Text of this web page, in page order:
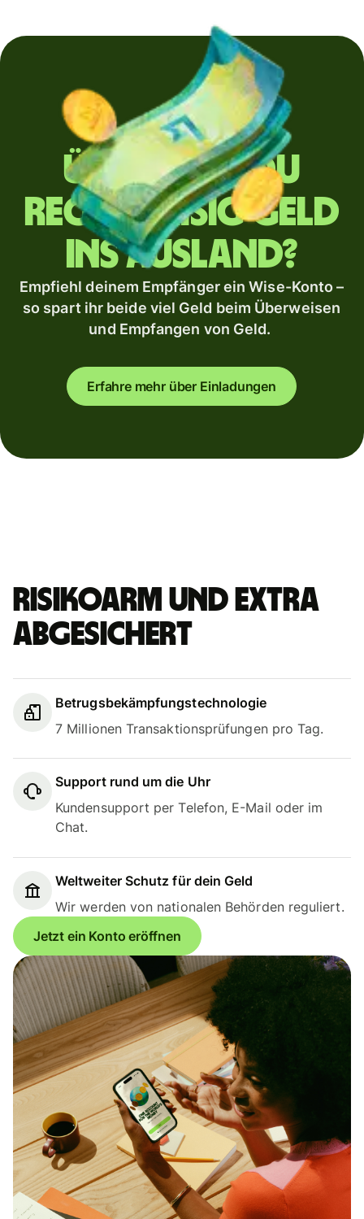
Überweist du
regelmäßig Geld
ins Ausland?
Empfiehl deinem Empfänger ein Wise-Konto –
so spart ihr beide viel Geld beim Überweisen
und Empfangen von Geld.
Erfahre mehr über Einladungen
Risikoarm und extra
abgesichert
Betrugsbekämpfungstechnologie
7 Millionen Transaktionsprüfungen pro Tag.
Support rund um die Uhr
Kundensupport per Telefon, E-Mail oder im
Chat.
Weltweiter Schutz für dein Geld
Wir werden von nationalen Behörden reguliert.
Jetzt ein Konto eröffnen